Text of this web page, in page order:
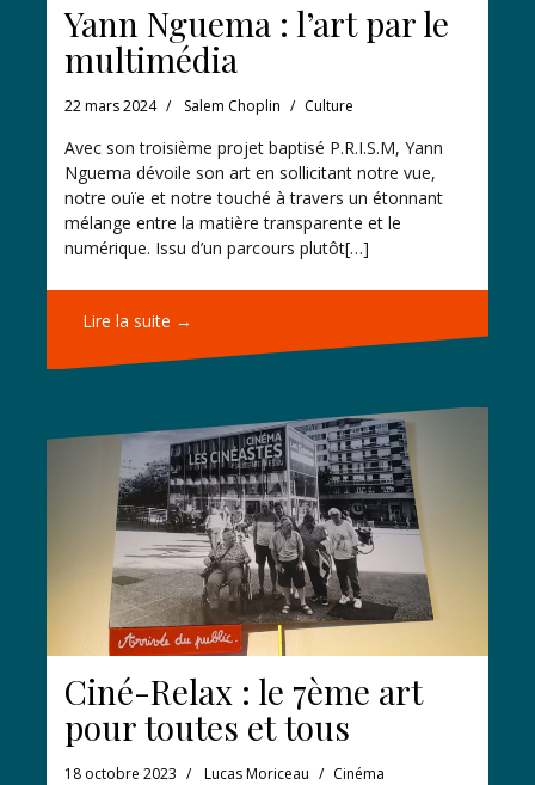
Yann Nguema : l’art par le
multimédia
22 mars 2024 Salem Choplin Culture
Avec son troisième projet baptisé P.R.I.S.M, Yann
Nguema dévoile son art en sollicitant notre vue,
notre ouïe et notre touché à travers un étonnant
mélange entre la matière transparente et le
numérique. Issu d’un parcours plutôt[…]
Lire la suite →
Ciné-Relax : le 7ème art
pour toutes et tous
18 octobre 2023 Lucas Moriceau Cinéma